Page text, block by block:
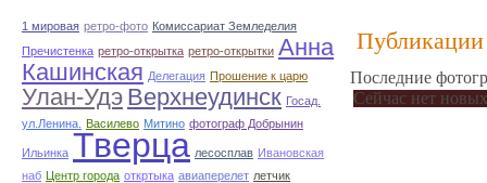
1 мировая ретро-фото Комиссариат Земледелия
Пречистенка ретро-открытка ретро-открытки Анна
Кашинская Делегация Прошение к царю
Улан-Удэ Верхнеудинск Госад.
ул.Ленина. Василево Митино фотограф Добрынин
Ильинка Тверца лесосплав Ивановская
наб Центр города откртыка авиаперелет летчик
Публикации
Последние
Сейчас нет